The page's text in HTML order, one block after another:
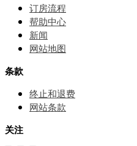
订房流程
帮助中⼼
新闻
网站地图
条款
终止和退费
网站条款
关注